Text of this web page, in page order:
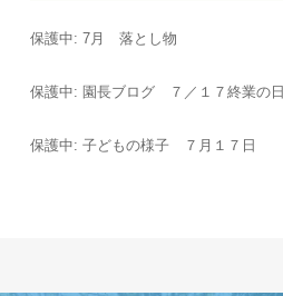
保護中: 7月 落とし物
保護中: 園長ブログ ７／１７終業の日
保護中: 子どもの様子 ７月１７日